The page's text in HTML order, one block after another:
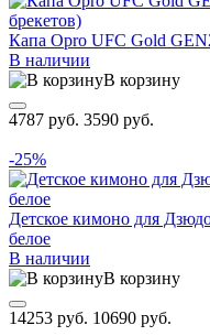
Капа Opro UFC Gold
В наличии
В корзину
4787 руб. 3590 руб.
-25%
Детское кимоно для
белое
В наличии
В корзину
14253 руб. 10690 руб.